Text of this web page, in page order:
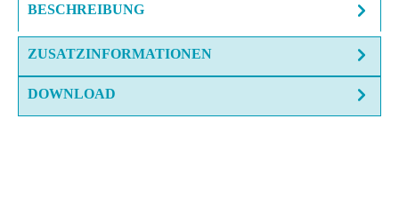
BESCHREIBUNG
ZUSATZINFORMATIONEN
DOWNLOAD